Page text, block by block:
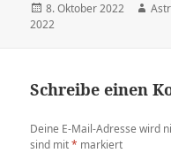
Veröffentlicht
am
8. Oktober 2022
2022
Schreibe einen
Deine E-Mail-Adresse wird
sind mit* markiert